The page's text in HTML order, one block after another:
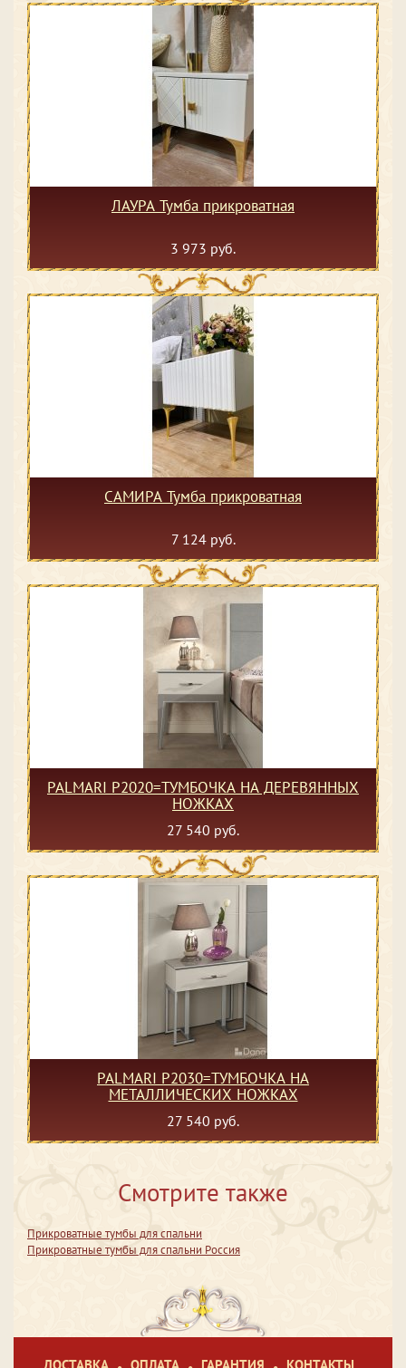
ЛАУРА Тумба прикроватная
3 973 руб.
САМИРА Тумба прикроватная
7 124 руб.
PALMARI P2020=ТУМБОЧКА НА ДЕРЕВЯННЫХ
НОЖКАХ
27 540 руб.
PALMARI P2030=ТУМБОЧКА НА
МЕТАЛЛИЧЕСКИХ НОЖКАХ
27 540 руб.
Смотрите также
Прикроватные тумбы для спальни
Прикроватные тумбы для спальни Россия